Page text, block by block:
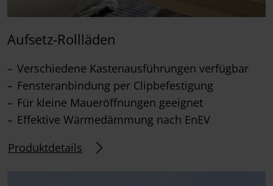
Aufsetz-Rollläden
Verschiedene Kastenausführungen verfügbar
Fensteranbindung per Clipbefestigung
Für kleine Maueröffnungen geeignet
Effektive Wärmedämmung nach EnEV
Produktdetails